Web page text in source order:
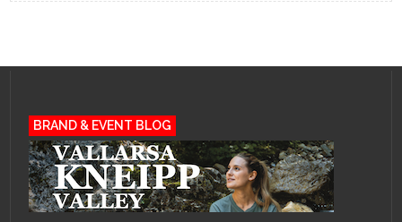
BRAND & EVENT BLOG